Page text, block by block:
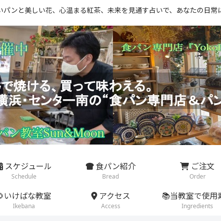
パンと美しい花、心温まる紅茶、未来を見通す占いで、あなたの日常
スケジュール
Schedule
食パン紹介
Bread
ご注文
Order
いけばな教室
Ikebana
アクセス
Access
📚当教室で使用
Ingredients